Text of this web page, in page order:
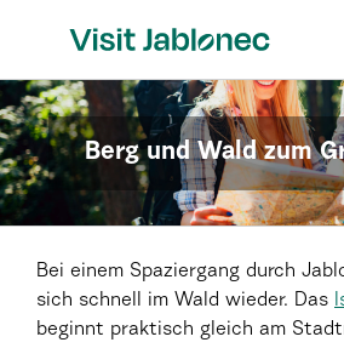
Berg und Wald zum
Bei einem Spaziergang durch
sich schnell im Wald wieder. Das
beginnt praktisch gleich am